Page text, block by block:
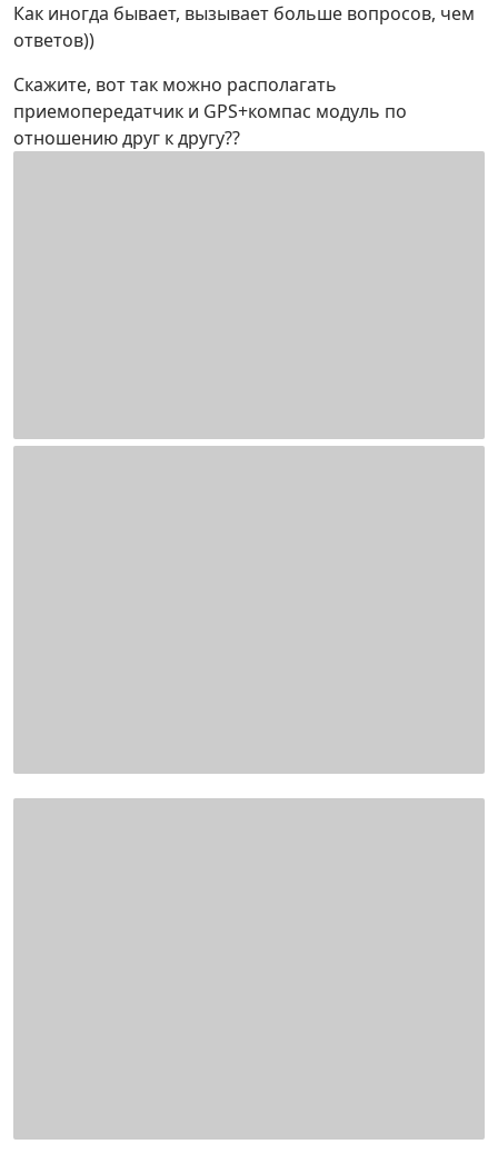
Как иногда бывает, вызывает больше вопросов, чем
ответов))
Скажите, вот так можно располагать
приемопередатчик и GPS+компас модуль по
отношению друг к другу??